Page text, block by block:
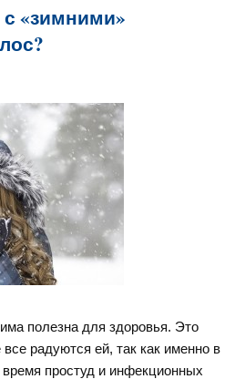
с «зимними»
полезна для здоровья. Это
радуются ей, так как именно в
простуд и инфекционных